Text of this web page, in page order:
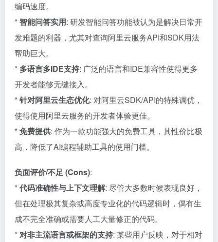
编码速度。
*智能问答实用: 研发智能问答功能被认为是解决日常开
发难题的利器，尤其对查询阿里云服务API和SDK用法
帮助巨大。
* 多语言多IDE支持: 广泛的语言和IDE兼容性使得更多
开发者能够无缝接入。
*针对阿里云生态优化: 对阿里云SDK/API的特殊调优，
使得使用阿里云服务的开发者体验更佳。
*免费提供: 作为一款功能强大的免费工具，其性价比极
高，降低了AI编程辅助工具的使用门槛。
负面评价/不足 (Cons):
*代码准确性与上下文理解: 尽管大多数时候表现良好，
但在处理极其复杂或高度专业化的代码逻辑时，偶有生
成不完全准确或需要人工大量修正的代码。
*对非主流语言或框架的支持: 某些用户反映，对于相对